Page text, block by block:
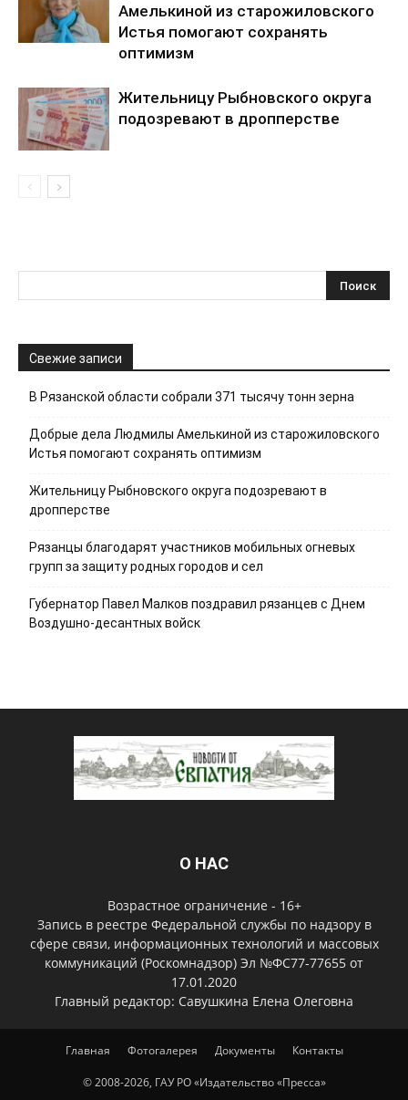
Амелькиной из старожиловского
Истья помогают сохранять
оптимизм
Жительницу Рыбновского округа
подозревают в дропперстве
Свежие записи
В Рязанской области собрали 371 тысячу тонн зерна
Добрые дела Людмилы Амелькиной из старожиловского
Истья помогают сохранять оптимизм
Жительницу Рыбновского округа подозревают в
дропперстве
Рязанцы благодарят участников мобильных огневых
групп за защиту родных городов и сел
Губернатор Павел Малков поздравил рязанцев с Днем
Воздушно-десантных войск
О НАС
Возрастное ограничение - 16+
Запись в реестре Федеральной службы по надзору в
сфере связи, информационных технологий и массовых
коммуникаций (Роскомнадзор) Эл №ФС77-77655 от
17.01.2020
Главный редактор: Савушкина Елена Олеговна
Главная Фотогалерея Документы Контакты
© 2008-2026, ГАУ РО «Издательство «Пресса»